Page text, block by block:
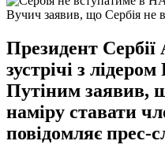
Вучич заявив, що Сербія
Президент
зустрічі з
Путіним заявив,
наміру ставати
повідомляє прес-